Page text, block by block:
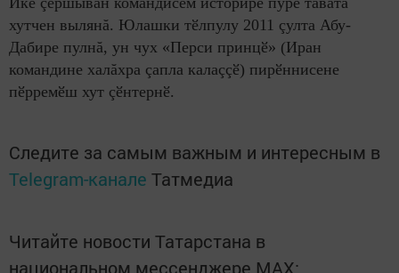
хутчен вылянă. Юлашки тӗлпулу 2011 çулта Абу-
Дабире пулнă, ун чух «Перси принцӗ» (Иран
командине халăхра çапла калаççӗ) пирӗннисене
пӗрремӗш хут çӗнтернӗ.
Следите за самым важным и интересным в
Telegram-канале Татмедиа
Читайте новости Татарстана в
национальном мессенджере MАХ: